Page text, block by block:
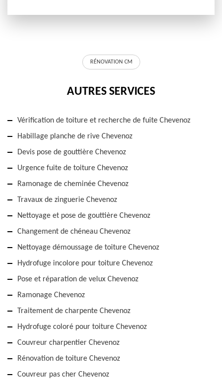
RÉNOVATION CM
AUTRES SERVICES
Vérification de toiture et recherche de fuite Chevenoz
Habillage planche de rive Chevenoz
Devis pose de gouttière Chevenoz
Urgence fuite de toiture Chevenoz
Ramonage de cheminée Chevenoz
Travaux de zinguerie Chevenoz
Nettoyage et pose de gouttière Chevenoz
Changement de chéneau Chevenoz
Nettoyage démoussage de toiture Chevenoz
Hydrofuge incolore pour toiture Chevenoz
Pose et réparation de velux Chevenoz
Ramonage Chevenoz
Traitement de charpente Chevenoz
Hydrofuge coloré pour toiture Chevenoz
Couvreur charpentier Chevenoz
Rénovation de toiture Chevenoz
Couvreur pas cher Chevenoz